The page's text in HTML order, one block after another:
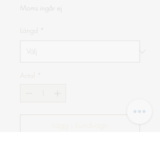
Moms ingår ej
Längd *
Antal *